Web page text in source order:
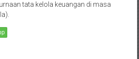
tata kelola keuangan di masa